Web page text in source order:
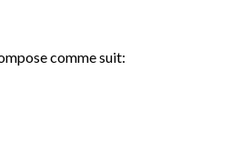
comme suit: